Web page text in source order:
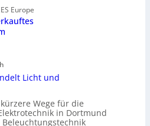
Europe
Licht und
Wege für die
in Dortmund